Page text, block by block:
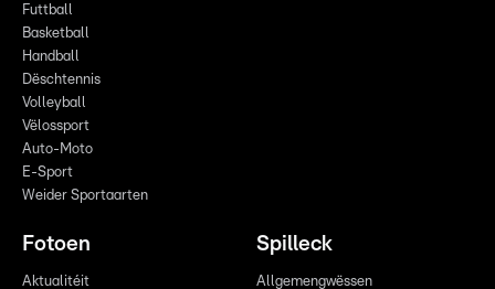
Futtball
Basketball
Handball
Dëschtennis
Volleyball
Vëlossport
Auto-Moto
E-Sport
Weider Sportaarten
Fotoen
Aktualitéit
Spilleck
Allgemengwëssen